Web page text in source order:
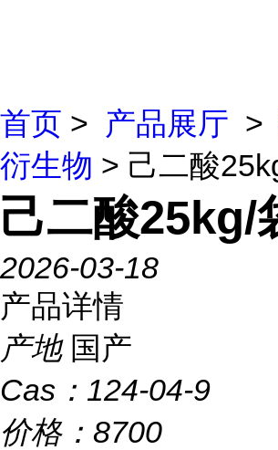
首页 > 产品展厅 >
衍生物 > 己二酸
己二酸25kg/
2026-03-18
产品详情
产地 国产
Cas： 124-04-9
价格： 8700